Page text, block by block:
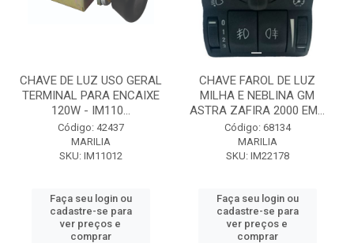
CHAVE DE LUZ USO GERAL
TERMINAL PARA ENCAIXE
120W - IM110...
Código: 42437
MARILIA
SKU: IM11012
Faça seu login ou
cadastre-se para
ver preços e
comprar
CHAVE FAROL DE LUZ
MILHA E NEBLINA GM
ASTRA ZAFIRA 2000 EM...
Código: 68134
MARILIA
SKU: IM22178
Faça seu login ou
cadastre-se para
ver preços e
comprar